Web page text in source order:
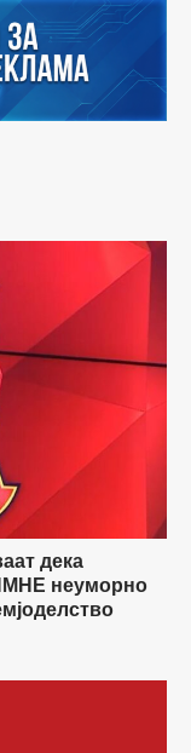
дека
неуморно